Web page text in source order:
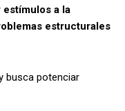
a la
estructurales
busca potenciar